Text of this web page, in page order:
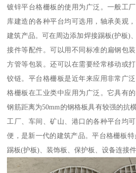
镀锌平台格栅板的使用为广泛。一般工
库建造的各种平台均可选用，轴承美观
建筑产品。可在周边添加焊接踢板(护板)
接件等配件。可以用不同标准的扁钢包
方管等包装。还可以在需要经常移动或
铰链。平台格栅板是近年来应用非常广
格栅板在工业类中应用为广泛。它具有
钢筋距离为50mm的钢格板具有较强的抗
工厂、车间、矿山、港口的各种平台均
便，是新一代的建筑产品。平台格栅板
踢板(护板)、装饰板、保护板、设备连接件